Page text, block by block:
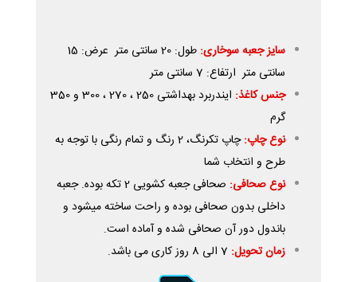
سایز جعبه سوخاری:
طول: 20 سانتی متر عرض: 15
سانتی متر ارتفاع: 7 سانتی متر
جنس کاغذ:
ایندربرد بهداشتی 250 ، 270 ، 300 و 350
گرم
نوع چاپ:
چاپ تکرنگ، 2 رنگ و تمام رنگی با توجه به
طرح و انتخاب شما
نوع صحافی:
صحافی جعبه کشویی 2 تکه بوده. جعبه
داخلی بدون صحافی بوده و راحت ساخته میشود و
باندول دور آن صحافی شده و آماده است.
زمان تحویل: 7 الی 8 روز کاری می باشد.